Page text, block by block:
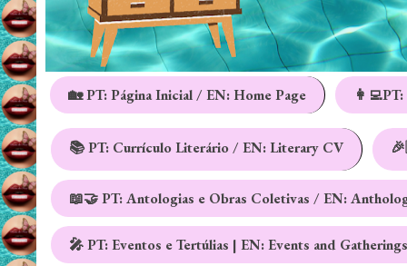
🏡 PT: Página Inicial / EN: Home Page
📚 PT: Currículo Literário / EN: Literary CV
📖🤝 PT: Antologias e Obras Coletivas / EN:
🎤 PT: Eventos e Tertúlias | EN: Events and Gatherings